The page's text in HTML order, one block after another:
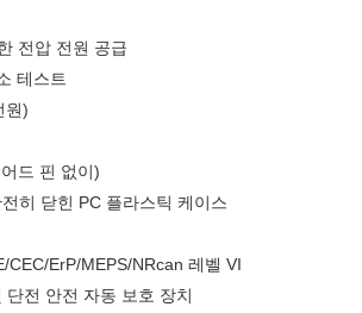
전압 전원 공급
테스트
원)
드 핀 없이)
히 닫힌 PC 플라스틱 케이스
CEC/ErP/MEPS/NRcan 레벨 VI
단전 안전 자동 보호 장치